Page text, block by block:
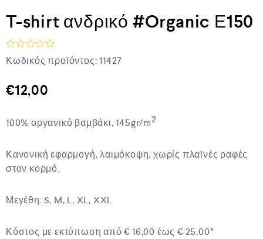
T-shirt ανδρικό #Organic Ε150
Β
α
μ
ο
γ
η
κ
ε
0
ό
Κωδικός προϊόντος: 11427
€12,00
100% οργανικό βαμβάκι, 145gr/m2
Κανονική εφαρμογή, λαιμόκοψη, χωρίς πλαϊνές ραφές
στον κορμό.
Μεγέθη: S, M, L, XL, XXL
Κόστος με εκτύπωση από € 16,00 έως € 25,00*